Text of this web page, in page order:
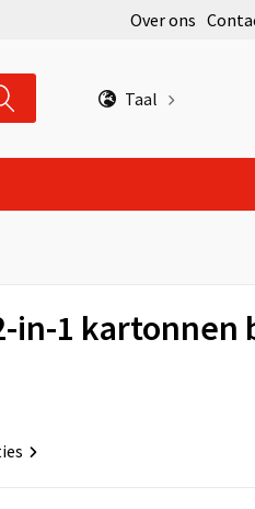
Over ons
Taal
in-1 kartonnen